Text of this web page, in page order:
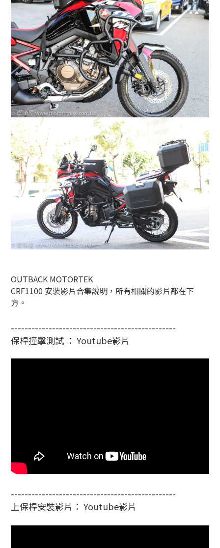
OUTBACK MOTORTEK
CRF1100 安裝影片合集說明，所有相關的影片都在下
方。
------------------------------------------------
保桿撞擊測試 ： Youtube影片
------------------------------------------------
上保桿安裝影片： Youtube影片